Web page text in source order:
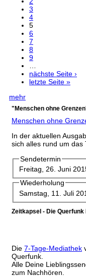
3
4
5
6
7
8
9
nächste Seite ›
letzte Seite »
mehr
"Menschen ohne
Menschen ohne
In der aktuellen
sich alles rund um das
Sendetermin
Freitag, 26. Juni
Wiederholung
Samstag, 11. Juli
Zeitkapsel - Die Querfunk
Die 7-Tage-Mediathek
Querfunk.
Alle Deine
zum Nachhören.